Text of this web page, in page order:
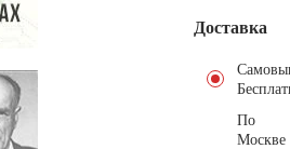
Доставка
По
Москве